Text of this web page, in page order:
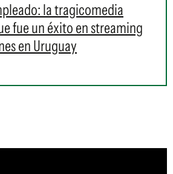
la tragicomedia
fue un éxito en streaming
en Uruguay